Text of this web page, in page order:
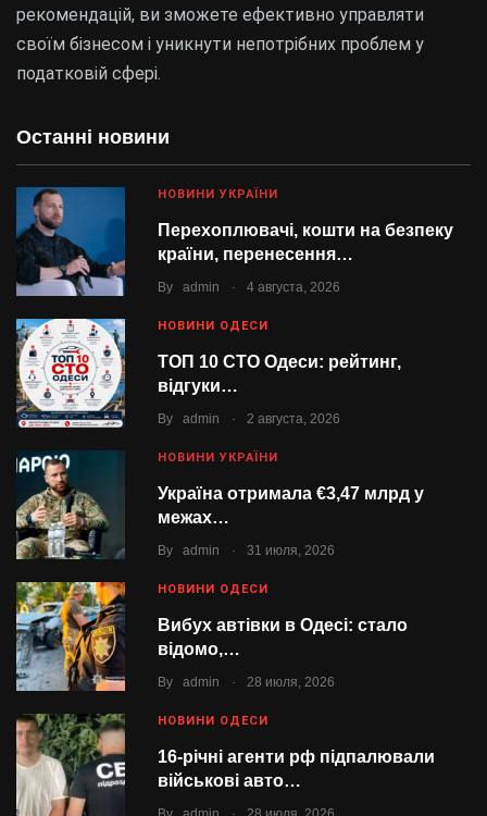
Останні новини
НОВИНИ УКРАЇНИ
Перехоплювачі, кошти на безпеку
країни, перенесення…
By admin . 4 августа, 2026
НОВИНИ ОДЕСИ
ТОП 10 СТО Одеси: рейтинг,
відгуки…
By admin . 2 августа, 2026
НОВИНИ УКРАЇНИ
Україна отримала €3,47 млрд у
межах…
By admin . 31 июля, 2026
НОВИНИ ОДЕСИ
Вибух автівки в Одесі: стало
відомо,…
By admin . 28 июля, 2026
НОВИНИ ОДЕСИ
16-річні агенти рф підпалювали
військові авто…
.
рекомендацій, ви зможете ефективно управляти
своїм бізнесом і уникнути непотрібних проблем у
податковій сфері.